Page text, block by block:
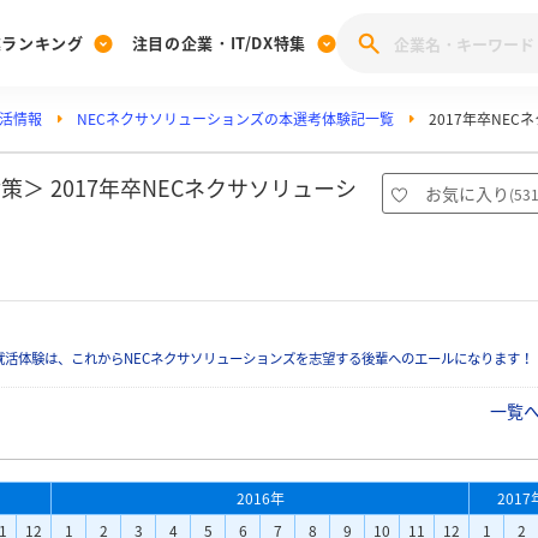
[27卒] 本選考体験記投稿キャンペーン
ンキング
みんなのDX企業就職ブランド調査
注目の企業・IT/DX特集
業研究
情報 NECネクサソリューションズの本選考体験記一覧 2017年卒NEC
＞ 2017年卒NECネクサソリューシ お気に入り (
体験は、これからNECネクサソリューションズを志望する後輩へのエールになります！
一覧
2016年
2017
12 1 2 3 4 5 6 7 8 9 10 11 12 1 2